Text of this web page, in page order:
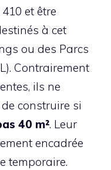
et être
à cet
ou des Parcs
Contrairement
ils ne
construire si
40 m². Leur
encadrée
temporaire.